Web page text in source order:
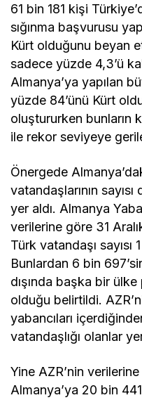
61 bin 181 kişi
sığınma başvurusu
Kürt olduğunu beyan
sadece yüzde 4,3’ü
Almanya’ya yapılan
yüzde 84’ünü Kürt
oluştururken bunların
ile rekor seviyeye
Önergede
vatandaşlarının
yer aldı. Almanya
verilerine göre 31
Türk vatandaşı sayısı
Bunlardan 6 bin
dışında başka bir
olduğu belirtildi.
yabancıları
vatandaşlığı olanlar
Yine AZR’nin
Almanya’ya 20 bin